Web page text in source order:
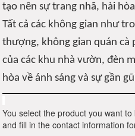
tạo nên sự trang nhã, hài
Tất cả các không gian như
thượng, không gian quán cà
của các khu nhà vườn, đèn
hòa về ánh sáng và sự gần
You select the product you want
and fill in the contact information